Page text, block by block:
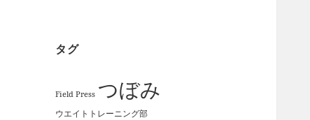
タグ
Field Press つぼみ
ウエイトトレーニング部